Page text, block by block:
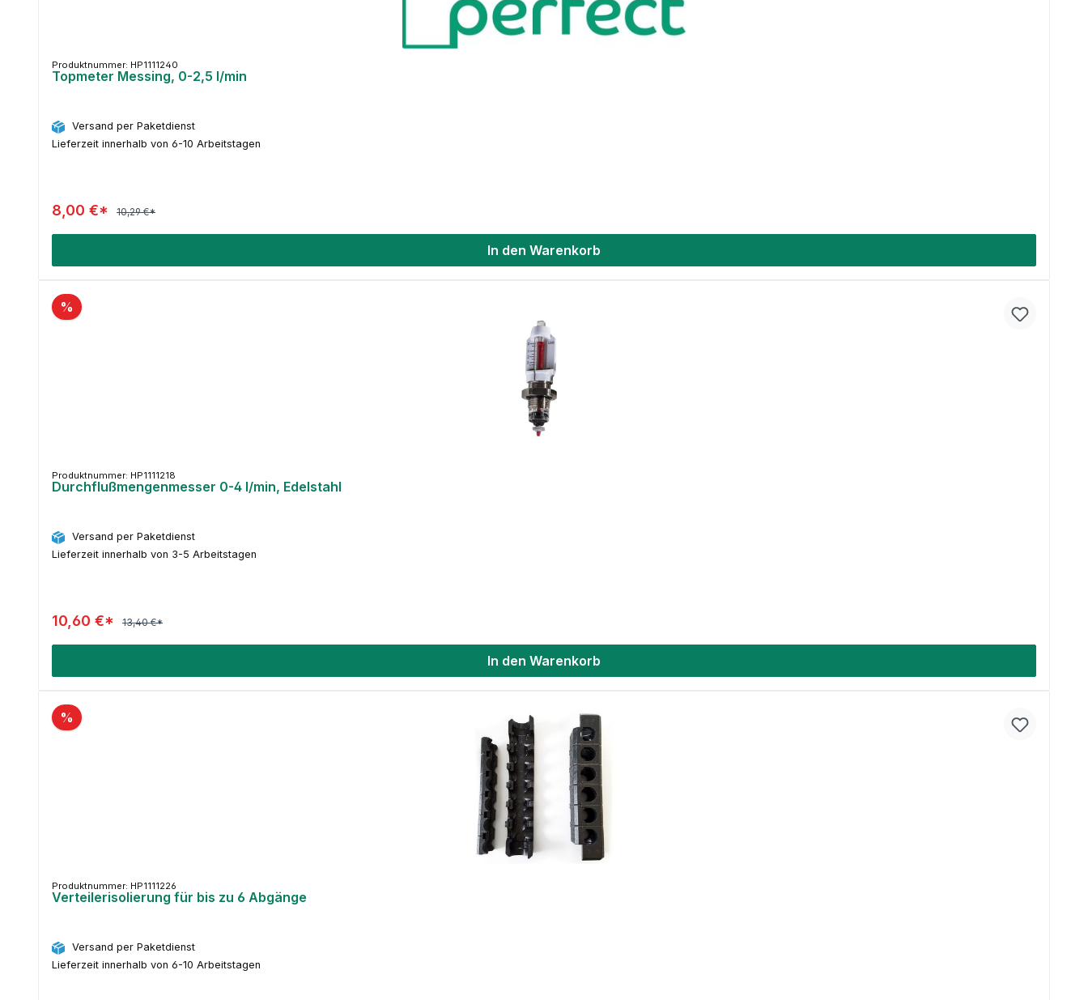
Produktnummer: HP1111240
Topmeter Messing, 0-2,5 l/min
Versand per Paketdienst
Lieferzeit innerhalb von 6-10 Arbeitstagen
8,00 €* 10,29 €*
In den Warenkorb
%
Produktnummer: HP1111218
Durchflußmengenmesser 0-4 l/min, Edelstahl
Versand per Paketdienst
Lieferzeit innerhalb von 3-5 Arbeitstagen
10,60 €* 13,40 €*
In den Warenkorb
%
Produktnummer: HP1111226
Verteilerisolierung für bis zu 6 Abgänge
Versand per Paketdienst
Lieferzeit innerhalb von 6-10 Arbeitstagen